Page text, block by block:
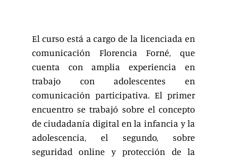
El curso está a cargo de la licenciada en
comunicación Florencia Forné, que
cuenta con amplia experiencia en
trabajo con adolescentes en
comunicación participativa. El primer
encuentro se trabajó sobre el concepto
de ciudadanía digital en la infancia y la
adolescencia, el segundo, sobre
seguridad online y protección de la